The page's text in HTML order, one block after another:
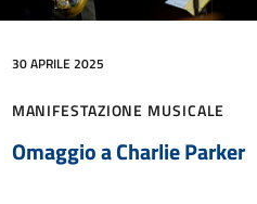
30 APRILE 2025
MANIFESTAZIONE MUSICALE
Omaggio a Charlie Parker